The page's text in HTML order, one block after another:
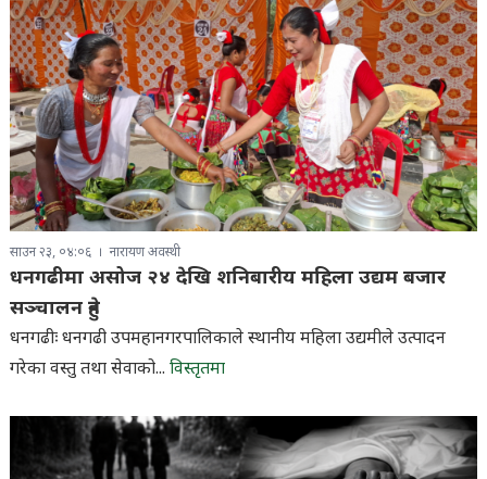
साउन २३, ०४:०६ नारायण अवस्थी
धनगढीमा असोज २४ देखि शनिबारीय महिला उद्यम बजार
सञ्चालन हुने
धनगढीः धनगढी उपमहानगरपालिकाले स्थानीय महिला उद्यमीले उत्पादन
गरेका वस्तु तथा सेवाको... विस्तृतमा